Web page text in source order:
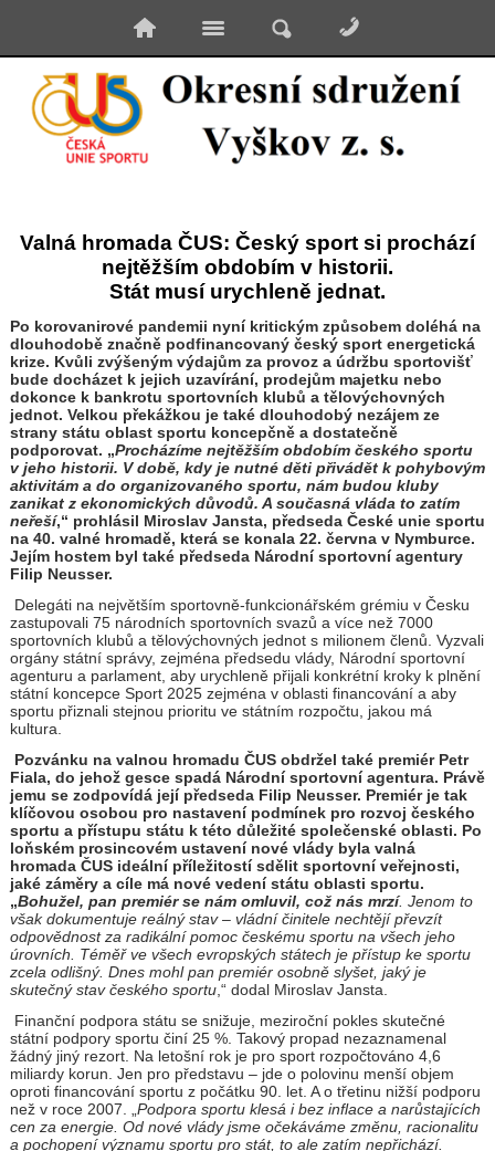
Valná hromada ČUS: Český sport si prochází
nejtěžším obdobím v historii.
Stát musí urychleně jednat.
Po korovanirové pandemii nyní kritickým způsobem doléhá na
dlouhodobě značně podfinancovaný český sport energetická
krize. Kvůli zvýšeným výdajům za provoz a údržbu sportovišť
bude docházet k jejich uzavírání, prodejům majetku nebo
dokonce k bankrotu sportovních klubů a tělovýchovných
jednot. Velkou překážkou je také dlouhodobý nezájem ze
strany státu oblast sportu koncepčně a dostatečně
podporovat. „Procházíme nejtěžším obdobím českého sportu
v jeho historii. V době, kdy je nutné děti přivádět k pohybovým
aktivitám a do organizovaného sportu, nám budou kluby
zanikat z ekonomických důvodů. A současná vláda to zatím
neřeší,“ prohlásil Miroslav Jansta, předseda České unie sportu
na 40. valné hromadě, která se konala 22. června v Nymburce.
Jejím hostem byl také předseda Národní sportovní agentury
Filip Neusser.
Delegáti na největším sportovně-funkcionářském grémiu v Česku
zastupovali 75 národních sportovních svazů a více než 7000
sportovních klubů a tělovýchovných jednot s milionem členů. Vyzvali
orgány státní správy, zejména předsedu vlády, Národní sportovní
agenturu a parlament, aby urychleně přijali konkrétní kroky k plnění
státní koncepce Sport 2025 zejména v oblasti financování a aby
sportu přiznali stejnou prioritu ve státním rozpočtu, jakou má
kultura.
Pozvánku na valnou hromadu ČUS obdržel také premiér Petr
Fiala, do jehož gesce spadá Národní sportovní agentura. Právě
jemu se zodpovídá její předseda Filip Neusser. Premiér je tak
klíčovou osobou pro nastavení podmínek pro rozvoj českého
sportu a přístupu státu k této důležité společenské oblasti. Po
loňském prosincovém ustavení nové vlády byla valná
hromada ČUS ideální příležitostí sdělit sportovní veřejnosti,
jaké záměry a cíle má nové vedení státu oblasti sportu.
„Bohužel, pan premiér se nám omluvil, což nás mrzí. Jenom to
však dokumentuje reálný stav – vládní činitele nechtějí převzít
odpovědnost za radikální pomoc českému sportu na všech jeho
úrovních. Téměř ve všech evropských státech je přístup ke sportu
zcela odlišný. Dnes mohl pan premiér osobně slyšet, jaký je
skutečný stav českého sportu,“ dodal Miroslav Jansta.
Finanční podpora státu se snižuje, meziroční pokles skutečné
státní podpory sportu činí 25 %. Takový propad nezaznamenal
žádný jiný rezort. Na letošní rok je pro sport rozpočtováno 4,6
miliardy korun. Jen pro představu – jde o polovinu menší objem
oproti financování sportu z počátku 90. let. A o třetinu nižší podporu
než v roce 2007. „Podpora sportu klesá i bez inflace a narůstajících
cen za energie. Od nové vlády jsme očekáváme změnu, racionalitu
a pochopení významu sportu pro stát, to ale zatím nepřichází.